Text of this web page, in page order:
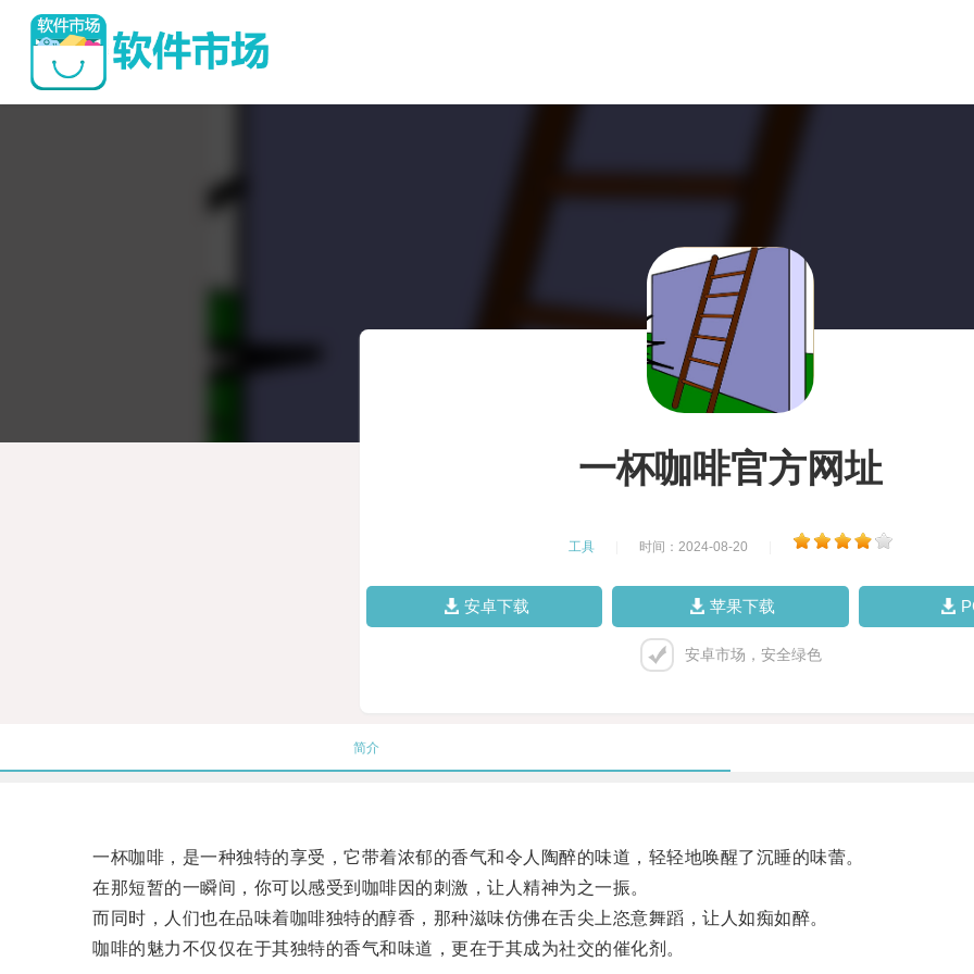
一杯咖啡官方网址
工具 时间：2024-08-20
安卓下载 苹果下载
安卓市场，安全绿色
简介
一杯咖啡，是一种独特的享受，它带着浓郁的香气和令人陶醉的味道，轻轻地唤醒了沉睡的味蕾。
在那短暂的一瞬间，你可以感受到咖啡因的刺激，让人精神为之一振。
而同时，人们也在品味着咖啡独特的醇香，那种滋味仿佛在舌尖上恣意舞蹈，让人如痴如醉。
咖啡的魅力不仅仅在于其独特的香气和味道，更在于其成为社交的催化剂。